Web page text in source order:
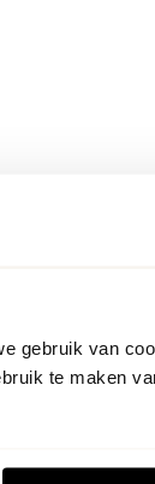
gebruik van
te maken